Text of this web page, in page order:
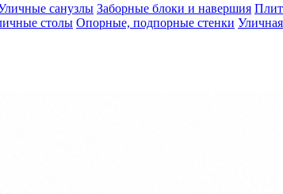
санузлы Заборные блоки и навершия
столы Опорные, подпорные стенки